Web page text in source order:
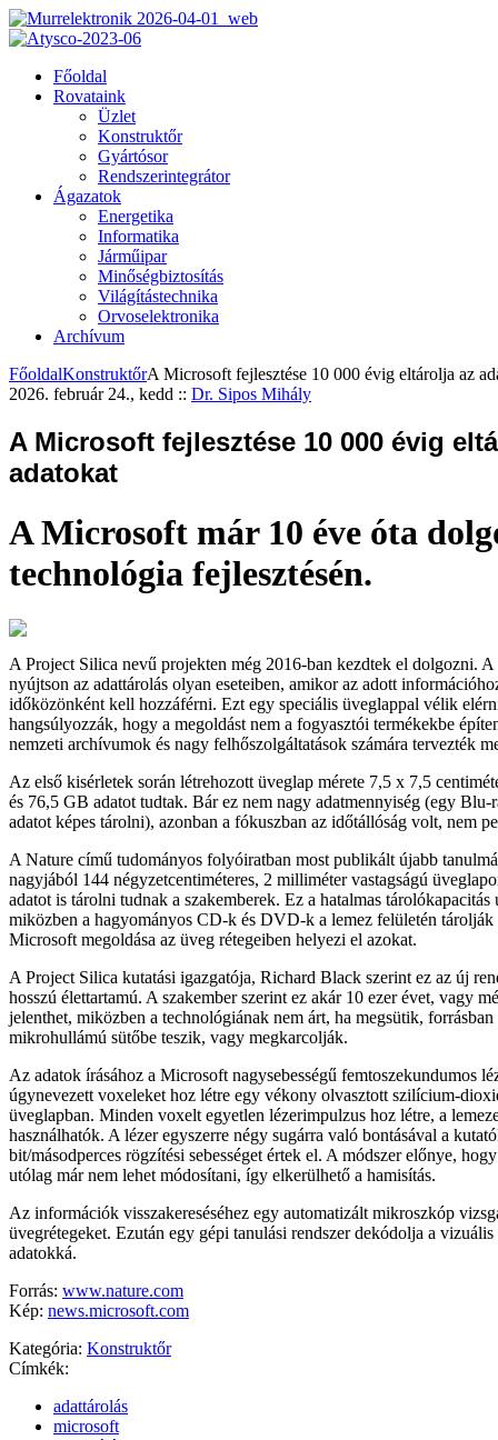
Főoldal
Rovataink
Üzlet
Konstruktőr
Gyártósor
Rendszerintegrátor
Ágazatok
Energetika
Informatika
Járműipar
Minőségbiztosítás
Világítástechnika
Orvoselektronika
Archívum
FőoldalKonstruktőrA Microsoft fejlesztése 10 000 évig eltárolja az
2026. február 24., kedd :: Dr. Sipos Mihály
A Microsoft fejlesztése 10 000 évig
adatokat
A Microsoft már 10 éve óta
technológia fejlesztésén.
A Project Silica nevű projekten még 2016-ban kezdtek el dolgozni.
nyújtson az adattárolás olyan eseteiben, amikor az adott
időközönként kell hozzáférni. Ezt egy speciális üveglappal vélik
hangsúlyozzák, hogy a megoldást nem a fogyasztói termékekbe
nemzeti archívumok és nagy felhőszolgáltatások számára tervezték
Az első kisérletek során létrehozott üveglap mérete 7,5 x 7,5
és 76,5 GB adatot tudtak. Bár ez nem nagy adatmennyiség (egy
adatot képes tárolni), azonban a fókuszban az időtállóság volt, nem
A Nature című tudományos folyóiratban most publikált újabb
nagyjából 144 négyzetcentiméteres, 2 milliméter vastagságú
adatot is tárolni tudnak a szakemberek. Ez a hatalmas
miközben a hagyományos CD-k és DVD-k a lemez felületén tárolják
Microsoft megoldása az üveg rétegeiben helyezi el azokat.
A Project Silica kutatási igazgatója, Richard Black szerint ez az új
hosszú élettartamú. A szakember szerint ez akár 10 ezer évet, vagy
jelenthet, miközben a technológiának nem árt, ha megsütik,
mikrohullámú sütőbe teszik, vagy megkarcolják.
Az adatok írásához a Microsoft nagysebességű femtoszekundumos
úgynevezett voxeleket hoz létre egy vékony olvasztott szilícium-
üveglapban. Minden voxelt egyetlen lézerimpulzus hoz létre, a
használhatók. A lézer egyszerre négy sugárra való bontásával a
bit/másodperces rögzítési sebességet értek el. A módszer előnye,
utólag már nem lehet módosítani, így elkerülhető a hamisítás.
Az információk visszakereséséhez egy automatizált mikroszkóp
üvegrétegeket. Ezután egy gépi tanulási rendszer dekódolja a
adatokká.
Forrás: www.nature.com
Kép: news.microsoft.com
Kategória: Konstruktőr
Címkék:
adattárolás
microsoft